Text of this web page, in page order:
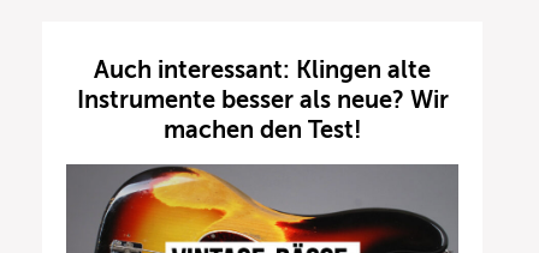
Auch interessant: Klingen alte
Instrumente besser als neue? Wir
machen den Test!